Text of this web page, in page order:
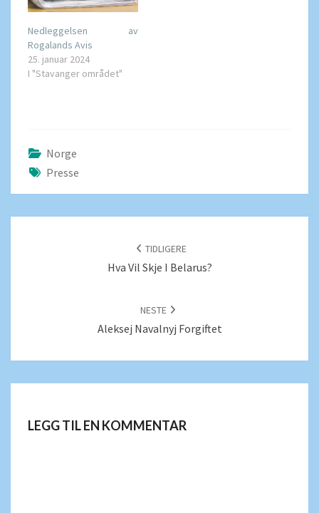
Nedleggelsen av
Rogalands Avis
25. januar 2024
I "Stavanger området"
Norge
Presse
TIDLIGERE
Hva Vil Skje I Belarus?
NESTE
Aleksej Navalnyj Forgiftet
LEGG TIL EN KOMMENTAR